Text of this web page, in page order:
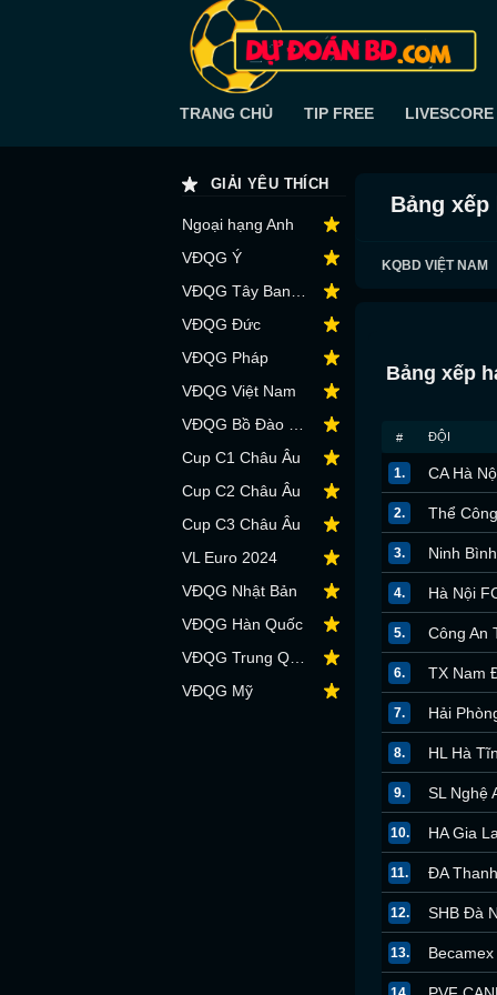
TRANG CHỦ TIP FREE LIVESCORE
GIẢI YÊU THÍCH
Ngoại hạng Anh
VĐQG Ý
VĐQG Đức
VĐQG Pháp
VĐQG Việt Nam
Cup C1 Châu Âu
Cup C2 Châu Âu
Cup C3 Châu Âu
VL Euro 2024
VĐQG Nhật Bản
VĐQG Hàn Quốc
VĐQG Mỹ
Bảng xếp
KQBD VIỆT NAM
Bảng xếp
# ĐỘI
1. CA Hà
2. Thể
3. Ninh Bình
4. Hà Nội
5. Công An
6. TX Nam
7. Hải
8. HL Hà
9. SL Nghệ
10. HA Gia
11. ĐA
12. SHB Đà
13. Becamex